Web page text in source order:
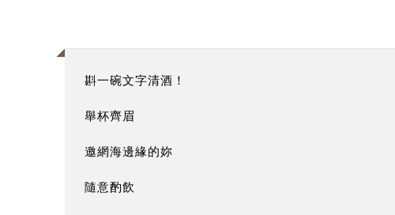
斟一碗文字清酒！
舉杯齊眉
邀網海邊緣的妳
隨意酌飲